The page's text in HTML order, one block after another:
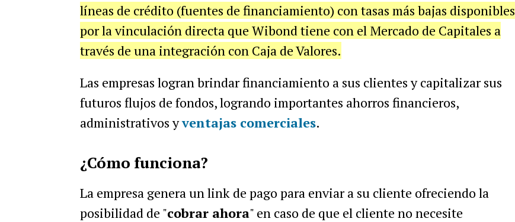
líneas de crédito (fuentes de financiamiento) con tasas más bajas disponibles
por la vinculación directa que Wibond tiene con el Mercado de Capitales a
través de una integración con Caja de Valores.
Las empresas logran brindar financiamiento a sus clientes y capitalizar sus
futuros flujos de fondos, logrando importantes ahorros financieros,
administrativos yventajas comerciales.
¿Cómo funciona?
La empresa genera un link de pago para enviar a su cliente ofreciendo la
posibilidad de "cobrar ahora" en caso de que el cliente no necesite